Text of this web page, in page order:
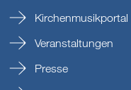
Kirchenmusikportal
Veranstaltungen
Presse